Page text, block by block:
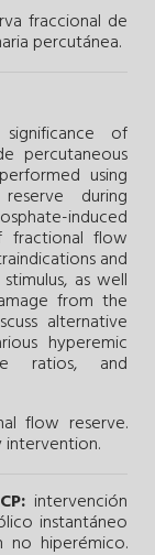
fraccional de
percutánea.
of
percutaneous
using
during
induced
fractional flow
and
as well
from the
alternative
hyperemic
ratios, and
flow reserve.
intervention.
intervención
instantáneo
hiperémico.